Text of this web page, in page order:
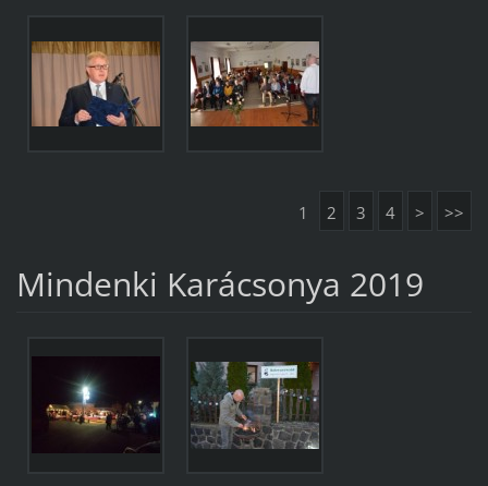
1 2 3 4 > >>
Mindenki Karácsonya 2019